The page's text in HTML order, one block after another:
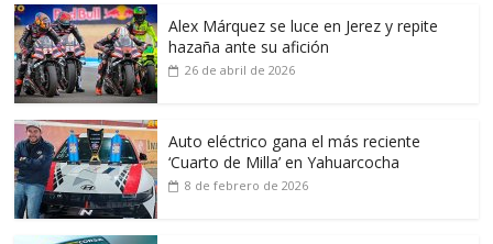
Alex Márquez se luce en Jerez y repite
hazaña ante su afición
26 de abril de 2026
Auto eléctrico gana el más reciente
‘Cuarto de Milla’ en Yahuarcocha
8 de febrero de 2026